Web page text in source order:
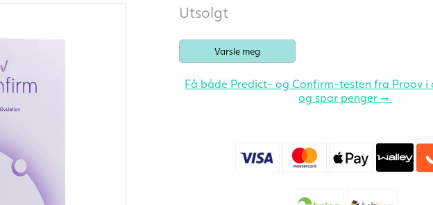
Utsolgt
Få både Predict- og Confirm-testen fra Proov i
og spar penger →